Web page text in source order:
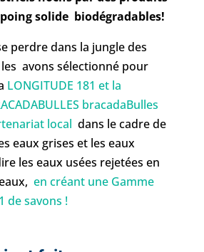
solide biodégradables!
perdre dans la jungle des
avons sélectionné pour
LONGITUDE 181 et la
bracadaBulles
local dans le cadre de
eaux grises et les eaux
les eaux usées rejetées en
en créant une Gamme
de savons !